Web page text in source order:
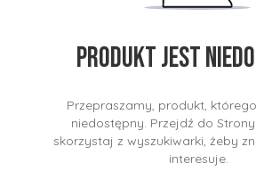
Produkt jest
Przepraszamy, produkt,
niedostępny. Przejdź do
skorzystaj z wyszukiwarki, żeby
interesuje.